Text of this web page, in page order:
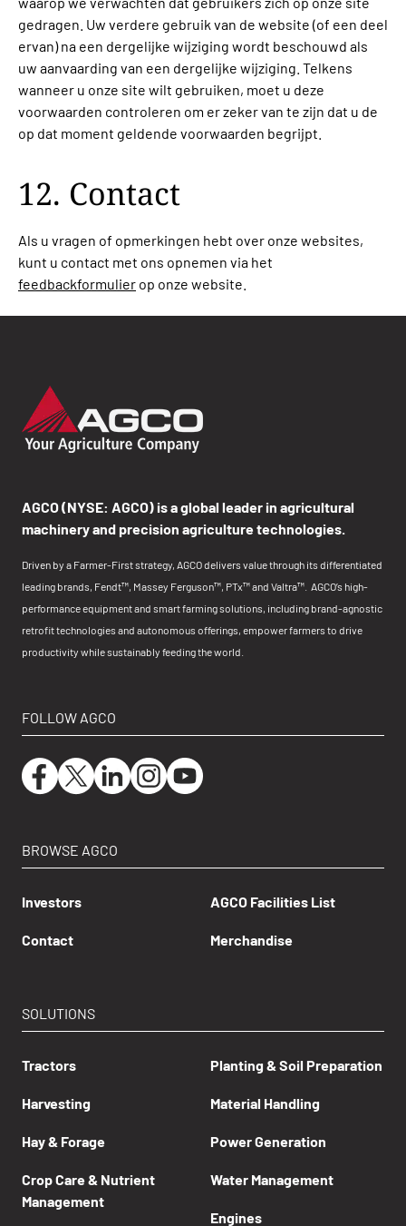
gedragen. Uw verdere gebruik van de website (of een deel
ervan) na een dergelijke wijziging wordt beschouwd als
uw aanvaarding van een dergelijke wijziging. Telkens
wanneer u onze site wilt gebruiken, moet u deze
voorwaarden controleren om er zeker van te zijn dat u de
op dat moment geldende voorwaarden begrijpt.
12. Contact
Als u vragen of opmerkingen hebt over onze websites,
kunt u contact met ons opnemen via het
feedbackformulier op onze website.
AGCO (NYSE: AGCO) is a global leader in agricultural
machinery and precision agriculture technologies.
Driven by a Farmer-First strategy, AGCO delivers value through its differentiated
leading brands, Fendt™, Massey Ferguson™, PTx™ and Valtra™. AGCO’s high-
performance equipment and smart farming solutions, including brand-agnostic
retrofit technologies and autonomous offerings, empower farmers to drive
productivity while sustainably feeding the world.
FOLLOW AGCO
BROWSE AGCO
Investors
Contact
AGCO Facilities List
Merchandise
SOLUTIONS
Tractors
Harvesting
Hay & Forage
Crop Care & Nutrient
Management
Planting & Soil Preparation
Material Handling
Power Generation
Water Management
Engines